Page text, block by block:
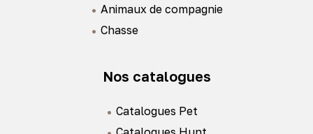
Animaux de compagnie
Chasse
Nos catalogues
Catalogues Pet